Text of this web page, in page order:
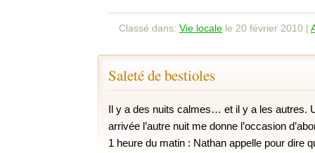
Classé dans: Vie locale le 20 février 2010 |
Saleté de bestioles
Il y a des nuits calmes… et il y a les autres.
arrivée l’autre nuit me donne l’occasion
1 heure du matin : Nathan appelle pour dire